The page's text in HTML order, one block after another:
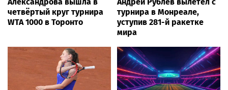
четвёртый круг турнира
WTA 1000 в Торонто
турнира в Монреале,
уступив 281-й ракетке
мира